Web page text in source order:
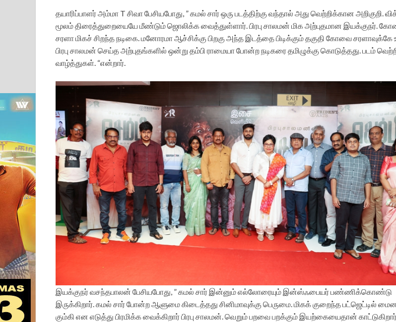
தயாரிப்பாளர் அம்மா T சிவா பேசியபோது, ” கமல் சார் ஒரு படத்திற்கு வந்தால் அது வெற்றிக்கான அறிகுறி.
மூலம் திரைத்துறையையே மீண்டும் ஜொலிக்க வைத்துள்ளார். பிரபு சாலமன் மிக அற்புதமான இயக்குநர்.
சரளா மிகச் சிறந்த நடிகை. மனோரமா ஆச்சிக்கு பிறகு அந்த இடத்தை பிடிக்கும் தகுதி கோவை சரளாவுக்கே
பிரபு சாலமன் செய்த அற்புதங்களில் ஒன்று தம்பி ராமையா போன்ற நடிகரை தமிழுக்கு கொடுத்தது. படம்
வாழ்த்துகள். “என்றார்.
இயக்குநர் வசந்தபாலன் பேசியபோது, ” கமல் சார் இன்னும் எல்லோரையும் இன்ஸ்ஃபையர் பண்ணிக்கொண்டு
இருக்கிறார். கமல் சார் போன்ற ஆளுமை கிடைத்தது சினிமாவுக்கு பெருமை. மிகக் குறைந்த பட்ஜெட்டில்
கும்கி என எடுத்து பிரமிக்க வைக்கிறார் பிரபு சாலமன். வெறும் பறவை பறக்கும் இயற்கையைதான்